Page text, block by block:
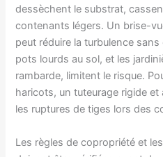
dessèchent le substrat,
contenants légers. Un brise-
peut réduire la turbulence
pots lourds au sol, et les
rambarde, limitent le risque.
haricots, un tuteurage rigide
les ruptures de tiges lors des
Les règles de copropriété et